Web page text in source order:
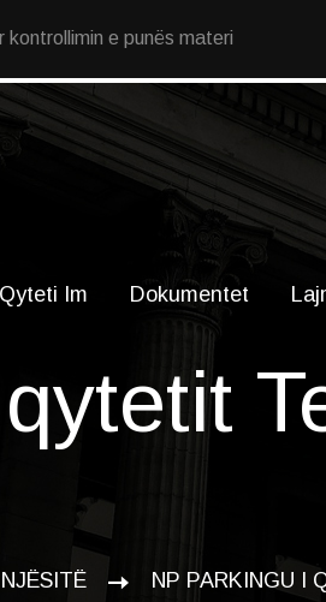
e punës materi
Qyteti Im Dokumentet
NP PARKINGU I